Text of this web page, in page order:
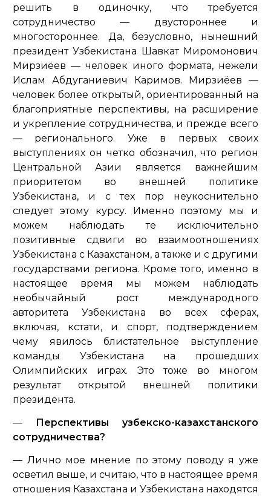
решить в одиночку, что требуется
сотрудничество — двустороннее и
многостороннее. Да, безусловно, нынешний
президент Узбекистана Шавкат Миромонович
Мирзиёев — человек иного формата, нежели
Ислам Абдуганиевич Каримов. Мирзиёев —
человек более открытый, ориентированный на
благоприятные перспективы, на расширение
и укрепление сотрудничества, и прежде всего
— регионального. Уже в первых своих
выступлениях он четко обозначил, что регион
Центральной Азии является важнейшим
приоритетом во внешней политике
Узбекистана, и с тех пор неукоснительно
следует этому курсу. Именно поэтому мы и
можем наблюдать те исключительно
позитивные сдвиги во взаимоотношениях
Узбекистана с Казахстаном, а также и с другими
государствами региона. Кроме того, именно в
настоящее время мы можем наблюдать
необычайный рост международного
авторитета Узбекистана во всех сферах,
включая, кстати, и спорт, подтверждением
чему явилось блистательное выступление
команды Узбекистана на прошедших
Олимпийских играх. Это тоже во многом
результат открытой внешней политики
президента.
—
Перспективы узбекско-казахстанского
сотрудничества?
— Лично мое мнение по этому поводу я уже
осветил выше, и считаю, что в настоящее время
отношения Казахстана и Узбекистана находятся